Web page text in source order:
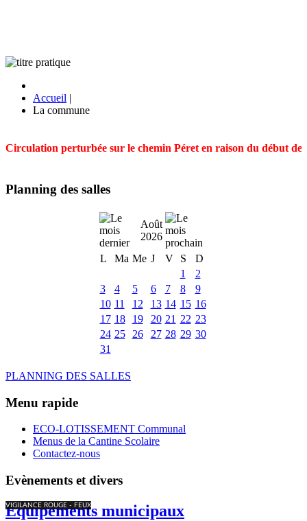
Accueil |
La commune
Circulation perturbée sur le chemin Péret en raison du début
Planning des salles
Août
2026
L
Ma Me J V S
D
1
2
3
4 5 6 7 8
9
10 11 12 13 14 15 16
17 18 19 20 21 22 23
24 25 26 27 28 29 30
31
PLANNING DES SALLES
Menu rapide
ECO-LOTISSEMENT Communal
Menus de la Cantine Scolaire
Contactez-nous
Evènements et divers
VIGILANCE ROUGE - FEUX
Equipements municipaux